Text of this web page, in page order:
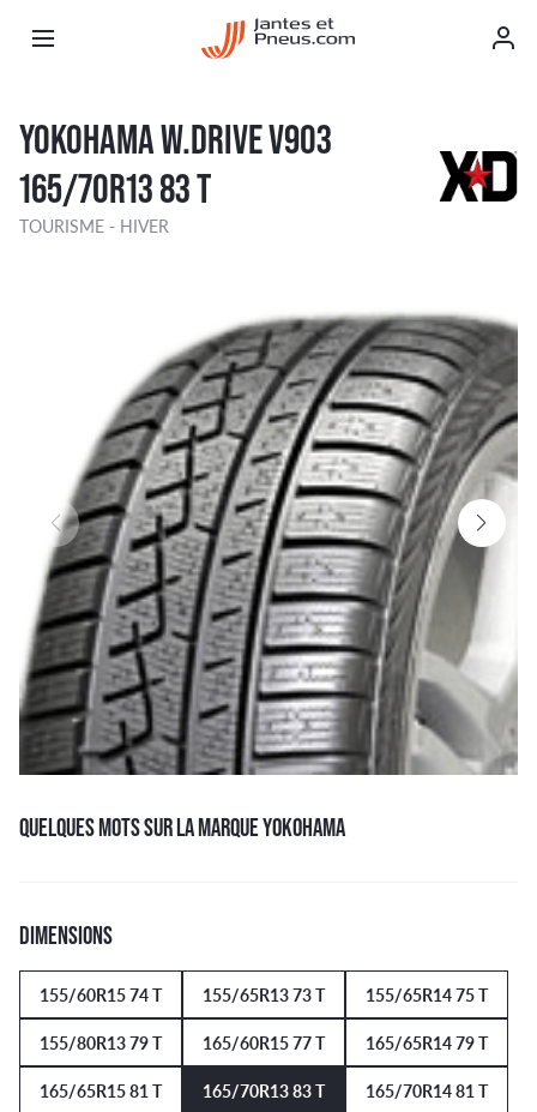
YOKOHAMA W.DRIVE V903
165/70R13 83 T
TOURISME - HIVER
QUELQUES MOTS SUR LA MARQUE YOKOHAMA
DIMENSIONS
155/60R15 74 T 155/65R13 73 T
155/65R14 75 T
155/80R13 79 T
165/60R15 77 T
165/65R14 79 T
165/65R15 81 T
165/70R13 83 T
165/70R14 81 T